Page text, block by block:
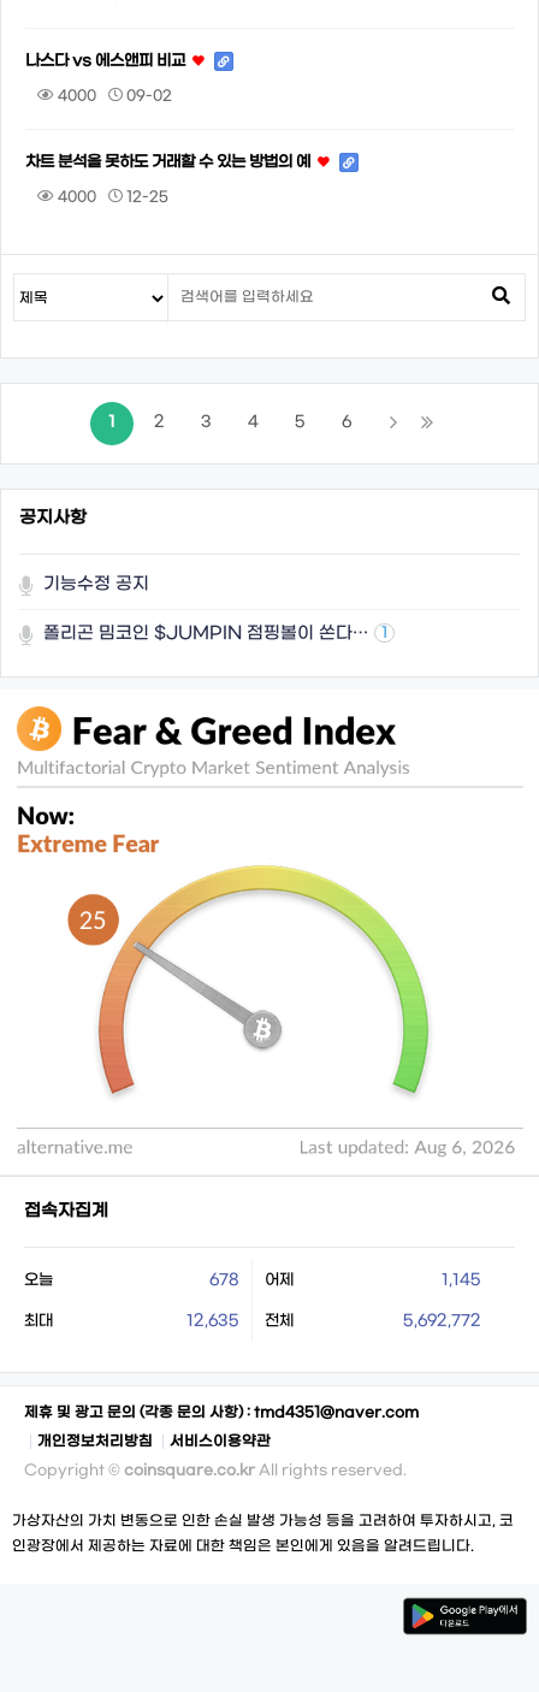
나스다 vs 에스앤피 비교
4000 09-02
차트 분석을 못하도 거래할 수 있는 방법의 예
4000 12-25
1 2 3 4 5 6
공지사항
기능수정 공지
폴리곤 밈코인 $JUMPIN 점핑볼이 쏜다… 1
접속자집계
오늘 678 어제 1,145
최대 12,635 전체 5,692,772
제휴 및 광고 문의 (각종 문의 사항) : tmd4351@naver.com
개인정보처리방침
서비스이용약관
Copyright © coinsquare.co.kr All rights reserved.
가상자산의 가치 변동으로 인한 손실 발생 가능성 등을 고려하여 투자하시고, 코
인광장에서 제공하는 자료에 대한 책임은 본인에게 있음을 알려드립니다.